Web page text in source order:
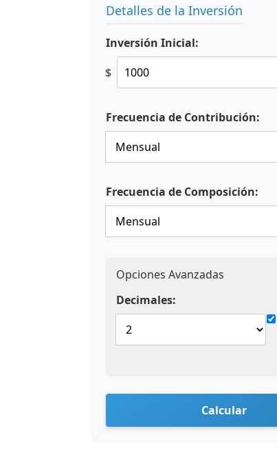
Detalles de la Inversión
Inversión Inicial:
$
Frecuencia de Contribución:
Frecuencia de Composición:
Opciones Avanzadas
Decimales:
Calcular